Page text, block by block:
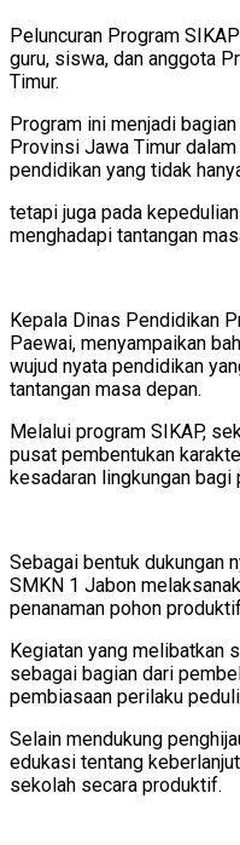
Peluncuran Program
guru, siswa, dan anggota
Timur.
Program ini menjadi
Provinsi Jawa Timur
pendidikan yang tidak
tetapi juga pada
menghadapi tantangan
Kepala Dinas Pendidikan
Paewai, menyampaikan
wujud nyata pendidikan
tantangan masa depan.
Melalui program SIKAP,
pusat pembentukan
kesadaran lingkungan
Sebagai bentuk dukungan
SMKN 1 Jabon
penanaman pohon
Kegiatan yang melibatkan
sebagai bagian dari
pembiasaan perilaku
Selain mendukung
edukasi tentang
sekolah secara produktif.